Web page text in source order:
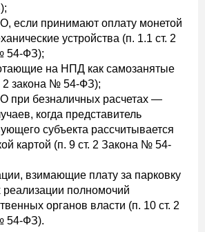
если принимают оплату монетой
устройства (п. 1.1 ст. 2
54-ФЗ);
на НПД как самозанятые
2 закона № 54-ФЗ);
при безналичных расчетах —
когда представитель
субъекта рассчитывается
картой (п. 9 ст. 2 Закона № 54-
взимающие плату за парковку
реализации полномочий
органов власти (п. 10 ст. 2
54-ФЗ).